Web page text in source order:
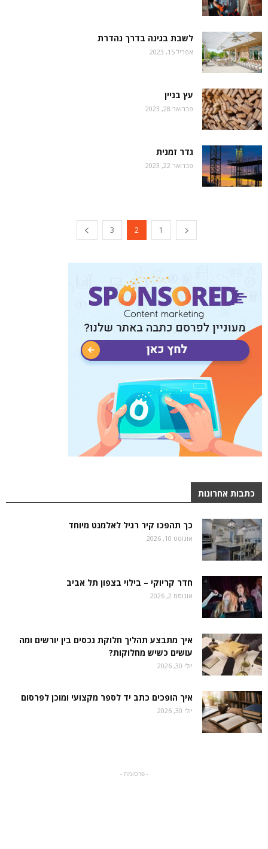
לשבת בגינה בדרך נהדרת
אפריל 15, 2023
עץ בניין
פברואר 28, 2023
גדר זמנית
פברואר 22, 2023
1
2
3
כתבות אחרונות
כך תהפכו קיר רגיל לאלמנט מיוחד
אוגוסט 10, 2026
חדר קריוקי – בילוי בצפון תל אביב
אוגוסט 2, 2026
איך מתבצע תהליך חלוקת נכסים בין יורשים ומה
עושים כשיש מחלוקות?
יולי 30, 2026
איך הופכים כתב יד לספר מקצועי ומוכן לפרסום
יולי 30, 2026
- פרסומת -